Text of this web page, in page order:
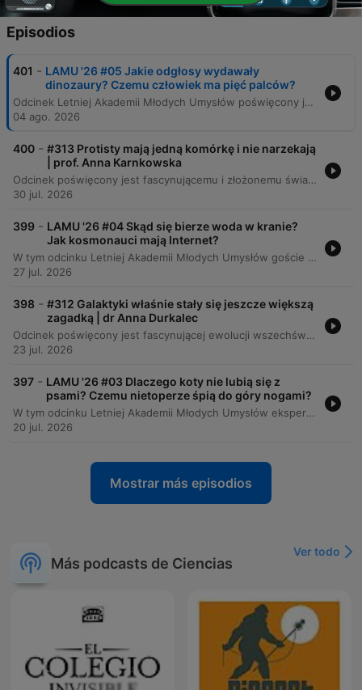
Episodios
401 - LAMU '26 #05 Jakie odgłosy wydawały
dinozaury? Czemu człowiek ma pięć palców?
Odcinek Letniej Akademii Młodych Umysłów poświęcony jest zagadnieniom ewolucji, dinozaurów oraz budowy ciała człowieka. Eksperci wyjaśniają procesy powstawania życia, mechanizmy adaptacji organizmów oraz fascynujące aspekty biologiczne, takie jak pochodzenie ptaków czy liczba palców u kręgowców. Rozmowa obejmuje także szeroki zakres tematów ewolucyjnych, od mechanizmów redukcji palców u zwierząt i pochodzenia kończyn, przez adaptacje ludzkiego ciała do ciepłego klimatu, aż po różnice w budowie rekinów i delfinów. Eksperci omawiają również możliwości i ograniczenia inżynierii genetycznej w kontekście tworzenia nowych cech oraz wpływ cywilizacji na ewolucję człowieka.
04 ago. 2026
400 - #313 Protisty mają jedną komórkę i nie narzekają
| prof. Anna Karnkowska
Odcinek poświęcony jest fascynującemu i złożonemu światu protistów, analizując ich różnorodność – od pasożytniczych ameb wpływających na zachowanie gospodarzy, po organizmy modelowe o niezwykłych zdolnościach adaptacyjnych. Rozmówcy omawiają ewolucję systematyki biologicznej, która odchodzi od tradycyjnych królestw na rzecz supergrup, oraz znaczenie procesów takich jak endosymbioza i kleptoplastia w kształtowaniu eukariotów. Podczas rozmowy poruszane są kwestie nowoczesnej genomiki, która podważa przekonanie o prostocie organizmów jednokomórkowych. Eksperci przybliżają mechanizmy życia mikroorganizmów, rolę fitoplanktonu w ekosystemach oraz wyzwania związane z badaniem i hodowlą tych niezwykłych istot w warunkach laboratoryjnych.
30 jul. 2026
399 - LAMU '26 #04 Skąd się bierze woda w kranie?
Jak kosmonauci mają Internet?
W tym odcinku Letniej Akademii Młodych Umysłów goście odpowiadają na pytania dzieci dotyczące technologii, kosmosu i historii. Rozmowy obejmują tematy takie jak budowa cyberprzestrzeni, komunikacja z Marsa oraz ewolucyjny wpływ gotowania na organizm człowieka. Eksperci poruszają również kwestie ekologiczne i technologiczne, wyjaśniając procesy uzdatniania wody w poznańskim Akwanecie oraz złożoność produkcji plastiku. Dyskusja obejmuje także wyzwania związane z recyklingiem, rolę tworzyw sztucznych w medycynie oraz znaczenie opakowań wielorazowych dla ochrony środowiska.
27 jul. 2026
398 - #312 Galaktyki właśnie stały się jeszcze większą
zagadką | dr Anna Durkalec
Odcinek poświęcony jest fascynującej ewolucji wszechświata, od gęstej plazmy po złożone struktury galaktyczne. Rozmówcy analizują różnorodność galaktyk, procesy ich zderzeń oraz rolę ciemnej materii i energii w kształtowaniu kosmosu, przyglądając się jednocześnie strukturze Drogi Mlecznej. Program omawia przełomowe znaczenie nowoczesnych technologii, takich jak teleskop Jamesa Webba, który dostarcza danych podważających dotychczasowe modele kosmologiczne. Eksperci poruszają tematy odkryć Edwina Hubble'a, zagadki „małych czerwonych kropek” oraz nadchodzących rewolucji w astronomii dzięki nowym obserwatoriom.
23 jul. 2026
397 - LAMU '26 #03 Dlaczego koty nie lubią się z
psami? Czemu nietoperze śpią do góry nogami?
W tym odcinku Letniej Akademii Młodych Umysłów eksperci odpowiadają na fascynujące pytania dotyczące świata zwierząt. Rozważamy mechanizmy zachowań domowych pupili, takie jak wycie psów czy relacje między kotami a psami, oraz badamy biologiczne zależności między wielkością organizmu a długością życia. Program przybliża również tajemnice innych gatunków – od mechanizmu widzenia u kotów i ochrony jeży, przez funkcjonowanie nietoperzy i ryb, aż po inteligencję delfinów. Na koniec dr Mikołaj Kaczmarski analizuje biologiczną możliwość istnienia smoków, rozważając ograniczenia fizyczne latających stworzeń oraz kulturowe postrzeganie tych legendarnych istot.
20 jul. 2026
Mostrar más episodios
Más podcasts de Ciencias
Ver todo